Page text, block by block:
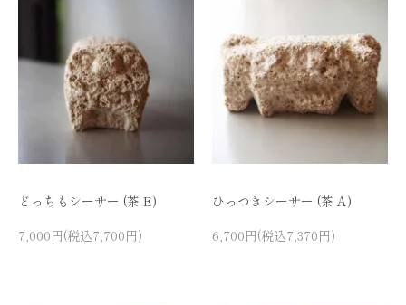
どっちもシーサー (茶 E)
7,000円(税込7,700円)
ひっつきシーサー (茶 A)
6,700円(税込7,370円)